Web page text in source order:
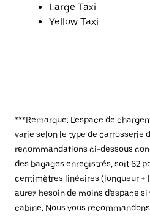
Large Taxi
Yellow Taxi
***Remarque: L'espace de
varie selon le type de carrosserie
recommandations ci-dessous
des bagages enregistrés, soit 62
centimètres linéaires (longueur +
aurez besoin de moins d'espace si
cabine. Nous vous